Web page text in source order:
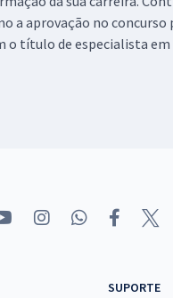
a aprovação no concurso
o título de especialista em
SUPORTE